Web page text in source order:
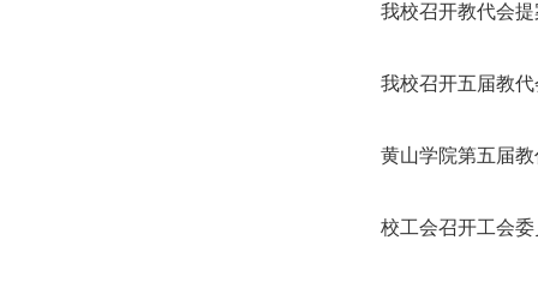
我校召开教代会
我校召开五届教
黄山学院第五届
校工会召开工会